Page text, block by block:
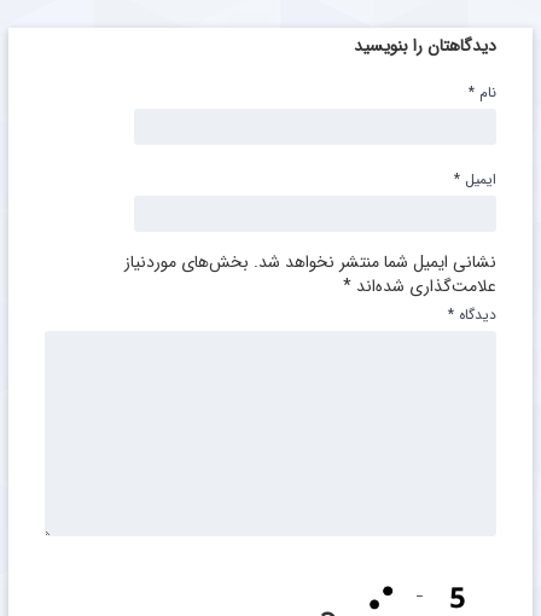
دیدگاهتان را بنویسید
نشانی ایمیل شما منتشر نخواهد شد. بخش‌های موردنیاز
علامت‌گذاری شده‌اند *
دیدگاه *
نام *
ایمیل *
−